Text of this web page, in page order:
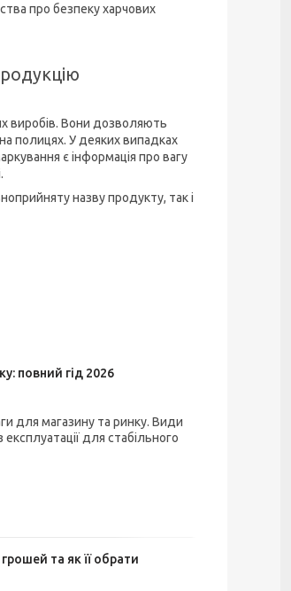
про безпеку харчових
виробів. Вони дозволяють
полицях. У деяких випадках
є інформація про вагу
назву продукту, так і
повний гід 2026
для магазину та ринку. Види
для стабільного
та як її обрати